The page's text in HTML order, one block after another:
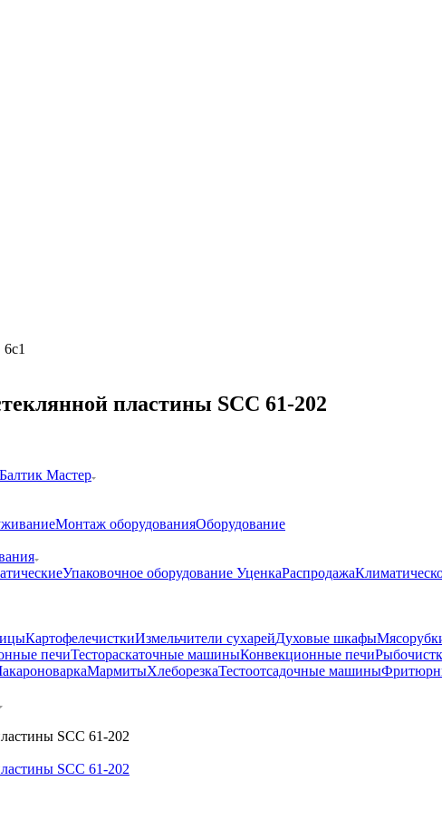
пластины SCC 61-202
Мастер
Монтаж оборудованияОборудование
Упаковочное оборудование УценкаРаспродажа
КартофелечисткиИзмельчители сухарейДуховые шкафы
печиТестораскаточные машиныКонвекционные печи
МармитыХлеборезкаТестоотсадочные машины
SCC 61-202